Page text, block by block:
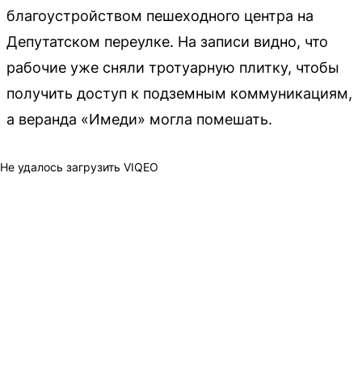
благоустройством пешеходного центра на
Депутатском переулке. На записи видно, что
рабочие уже сняли тротуарную плитку, чтобы
получить доступ к подземным коммуникациям,
а веранда «Имеди» могла помешать.
Не удалось загрузить VIQEO